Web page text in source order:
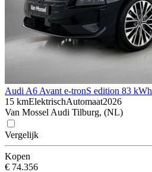
Audi A6 Avant e-tronS edition 83 kWh
15 kmElektrischAutomaat2026
Van Mossel Audi Tilburg, (NL)
Vergelijk
Kopen
€ 74.356